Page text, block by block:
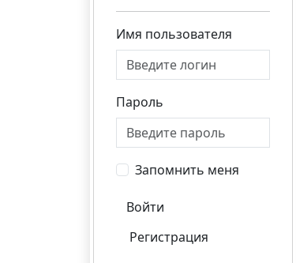
Имя пользователя
Пароль
Запомнить меня
Войти
Регистрация